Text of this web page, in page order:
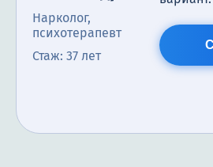
Нарколог,
психотерапевт
Стаж: 37 лет